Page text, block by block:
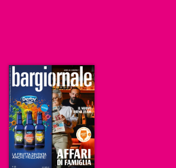
Ristoranti
Hoteldomani